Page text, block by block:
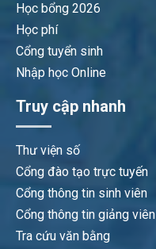
Học bổng 2026
Học phí
Cổng tuyển sinh
Nhập học Online
Truy cập nhanh
Thư viện số
Cổng đào tạo trực tuyến
Cổng thông tin sinh viên
Cổng thông tin giảng viên
Tra cứu văn bằng